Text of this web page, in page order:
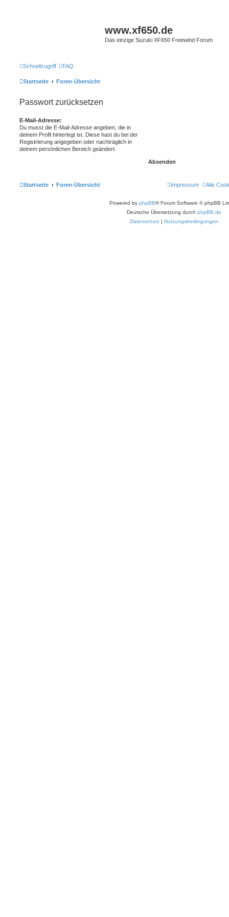
www.xf650.de
Das einzige Suzuki XF650 Freewind Forum
Schnellzugriff FAQ
Startseite Foren-Übersicht
Passwort zurücksetzen
E-Mail-Adresse:
Du musst die E-Mail-Adresse angeben, die in
deinem Profil hinterlegt ist. Diese hast du bei der
Registrierung angegeben oder nachträglich in
deinem persönlichen Bereich geändert.
Startseite Foren-Übersicht Alle
Impressum
Powered by phpBB® Forum Software © phpBB
Deutsche Übersetzung durch phpBB.de
Datenschutz | Nutzungsbedingungen